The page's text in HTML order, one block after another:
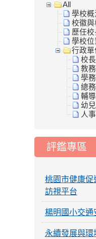
All
學校概
校徽與
歷任校
學校位
行政單
校
教
學
總
輔
幼
人
評鑑專區
桃園市健康
訪視平台
楊明國小交通
永續發展與